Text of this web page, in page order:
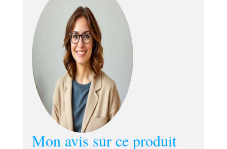
LED et le diffuseur
aux dimensions
souhaitées,
permettant ainsi
de créer votre
sans effort. Les
bords du profilé
LED facilitent une
meilleure fixation
et permettent de
d'installation, tout
Mon avis sur ce produit